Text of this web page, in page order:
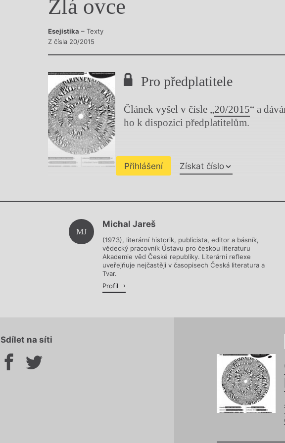
Výroční cenyZlá ovce
Esejistika – Texty
Z čísla 20/2015
Pro předplatitele
Článek vyšel v čísle „20/2015“ a
ho k dispozici předplatitelům.
Přihlášení Získat číslo
Chviličku.
MJ
Michal Jareš
(1973), literární historik, publicista, editor a básník,
vědecký pracovník Ústavu pro českou literaturu
Akademie věd České republiky. Literární reflexe
uveřejňuje nejčastěji v časopisech Česká literatura a
Tvar.
Profil
Sdílet na síti